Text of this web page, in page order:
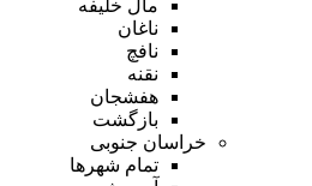
مال خلیفه
ناغان
نافچ
نقنه
هفشجان
بازگشت
خراسان جنوبی
تمام شهر‌ها